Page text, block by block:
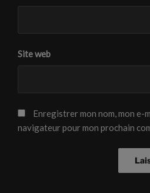
Site web
Enregistrer mon nom, mon e-
navigateur pour mon prochain